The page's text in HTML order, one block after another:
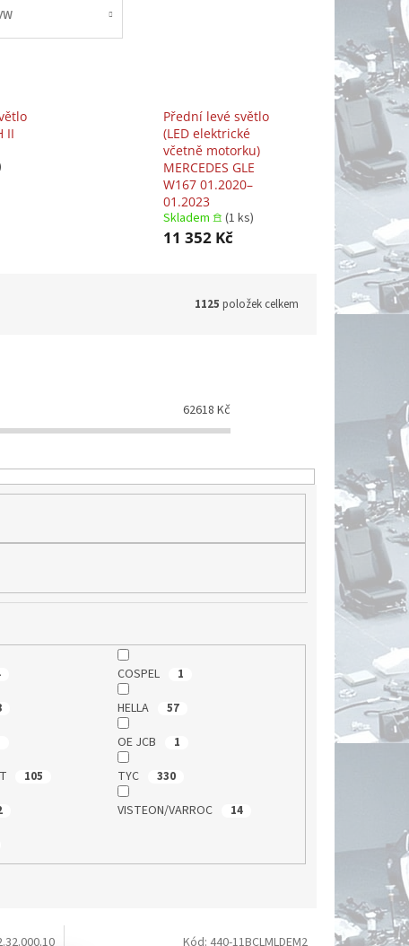
II
Přední levé světlo
(LED elektrické
včetně motorku)
MERCEDES GLE
W167 01.2020–
01.2023
Skladem 𖠿 (1 ks)
11 352 Kč
1125 položek celkem
62618 Kč
COSPEL 1
HELLA 57
OE JCB 1
105 TYC 330
VISTEON/VARROC 14
Kód: 440-11BCLMLDEM2